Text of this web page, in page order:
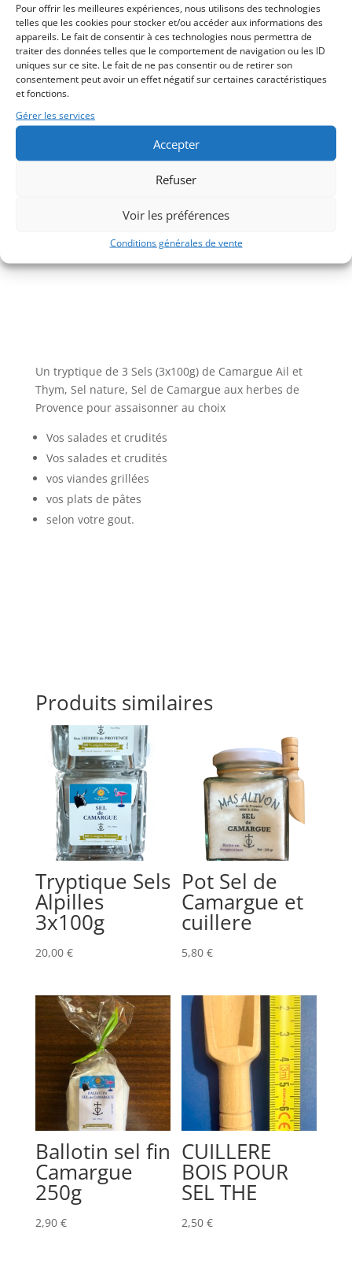
Pour offrir les meilleures expériences, nous utilisons des technologies
telles que les cookies pour stocker et/ou accéder aux informations des
appareils. Le fait de consentir à ces technologies nous permettra de
traiter des données telles que le comportement de navigation ou les ID
uniques sur ce site. Le fait de ne pas consentir ou de retirer son
consentement peut avoir un effet négatif sur certaines caractéristiques
et fonctions.
Gérer les services
Accepter
Refuser
Voir les préférences
Conditions générales de vente
quantité
de
Tryptique
Sels
3x100g
Ajouter au panier
l
t
e
n
t
Un ensemble de 3 pots de sel fin de Camargue
empilable pour décorer votre table ou votre cuisine
Un tryptique de 3 Sels (3x100g) de Camargue Ail et
Thym, Sel nature, Sel de Camargue aux herbes de
Provence pour assaisonner au choix
Vos salades et crudités
Vos salades et crudités
vos viandes grillées
vos plats de pâtes
selon votre gout.
Produits similaires
Tryptique Sels
Alpilles
3x100g
20,00 €
Pot Sel de
Camargue et
cuillere
5,80€
Ballotin sel fin
Camargue
250g
2,90 €
CUILLERE
BOIS POUR
SEL THE
2,50€